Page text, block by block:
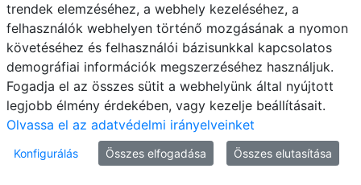
Adatvédelem
© MATE 2021
trendek elemzéséhez, a webhely kezeléséhez, a
felhasználók webhelyen történő mozgásának a nyomon
követéséhez és felhasználói bázisunkkal kapcsolatos
demográfiai információk megszerzéséhez használjuk.
Fogadja el az összes sütit a webhelyünk által nyújtott
legjobb élmény érdekében, vagy kezelje beállításait.
Olvassa el az adatvédelmi irányelveinket
Konfigurálás Összes elfogadása Összes elutasítása